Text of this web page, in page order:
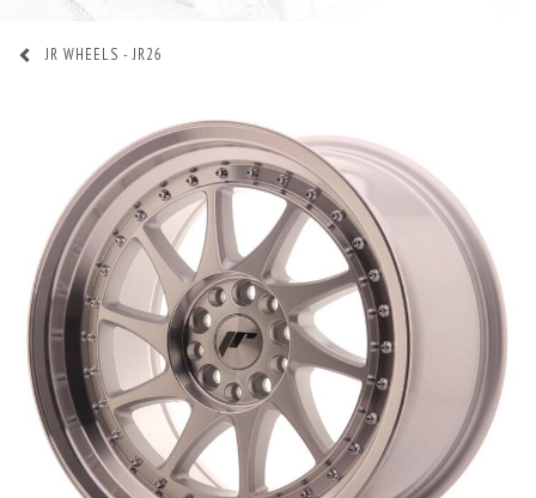
JR WHEELS - JR26